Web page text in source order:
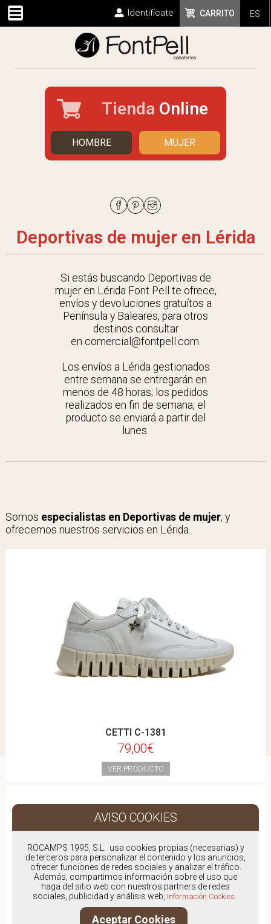
ES
CARRITO
Identifícate
Tienda Online
HOMBRE MUJER
Deportivas de mujer en Lérida
Si estás buscando Deportivas de
mujer en Lérida Font Pell te ofrece,
envíos y devoluciones gratuítos a
Península y Baleares, para otros
destinos consultar
en comercial@fontpell.com.
Los envíos a Lérida gestionados
entre semana se entregarán en
menos de 48 horas; los pedidos
realizados en fin de semana, el
producto se enviará a partir del
lunes.
Somos especialistas en Deportivas de mujer, y
ofrecemos nuestros servicios en Lérida.
CETTI C-1381
79,00€
VER PRODUCTO
ROCAMPS 1995, S.L. usa cookies propias (necesarias) y
de terceros para personalizar el contenido y los anuncios,
ofrecer funciones de redes sociales y analizar el tráfico.
Además, compartimos información sobre el uso que
haga del sitio web con nuestros partners de redes
sociales, publicidad y análisis web, Información Cookies.
Aceptar Cookies